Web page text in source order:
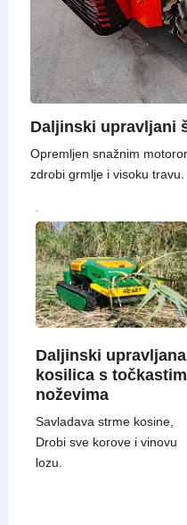
Daljinski upravljani
Opremljen snažnim
zdrobi grmlje i visoku travu.
Daljinski upravljana
kosilica s točkastim
noževima
Savladava strme kosine,
Drobi sve korove i vinovu
lozu.